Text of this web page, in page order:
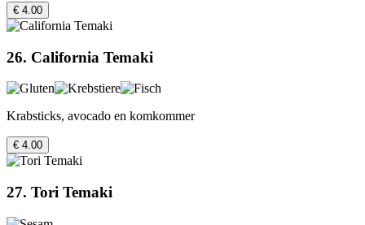
€ 4.00
26. California Temaki
Krabsticks, avocado en komkommer
€ 4.00
27. Tori Temaki